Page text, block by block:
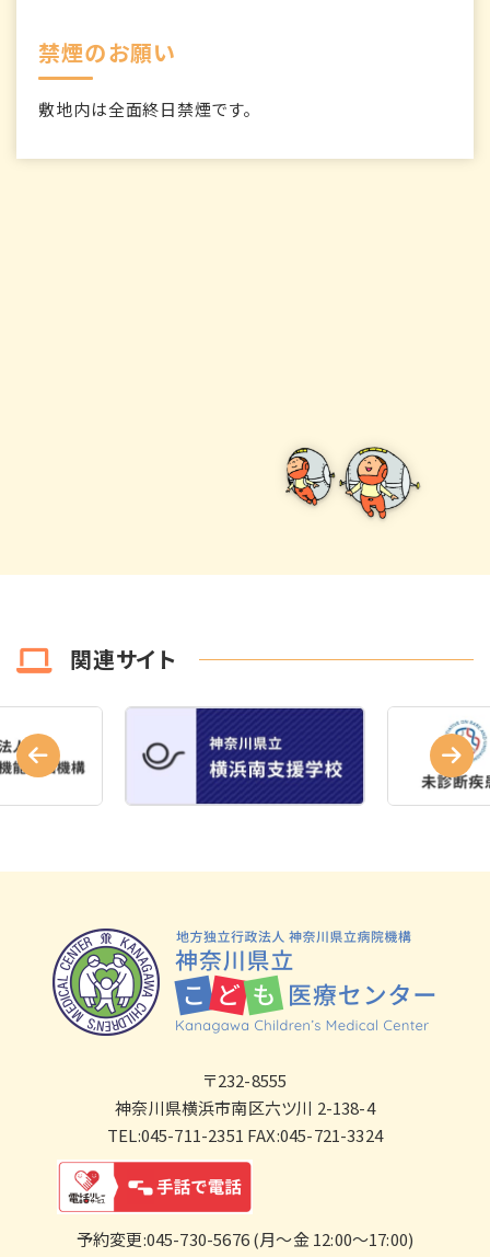
禁煙のお願い
敷地内は全面終日禁煙です。
関連サイト
〒232-8555
神奈川県横浜市南区六ツ川 2-138-4
TEL:045-711-2351 FAX:045-721-3324
予約変更:045-730-5676 (月～金 12:00～17:00)